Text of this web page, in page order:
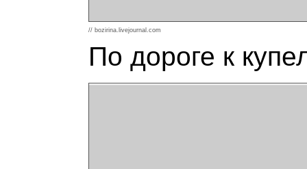
// bozirina.livejournal.com
По дороге к